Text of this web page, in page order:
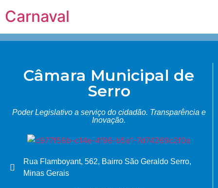
Carnaval
Câmara Municipal de
Serro
Poder Legislativo a serviço do cidadão. Transparência e
Inovação.
Rua Flamboyant, 562, Bairro São Geraldo Serro,
Minas Gerais